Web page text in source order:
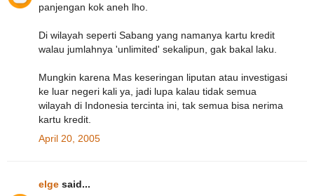
panjengan kok aneh lho.
Di wilayah seperti Sabang yang namanya kartu kredit
walau jumlahnya 'unlimited' sekalipun, gak bakal laku.
Mungkin karena Mas keseringan liputan atau investigasi
ke luar negeri kali ya, jadi lupa kalau tidak semua
wilayah di Indonesia tercinta ini, tak semua bisa nerima
kartu kredit.
April 20, 2005
elge said...